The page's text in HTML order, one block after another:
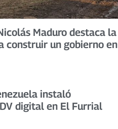
Maduro destaca la
construir un gobierno en
instaló
digital en El Furrial